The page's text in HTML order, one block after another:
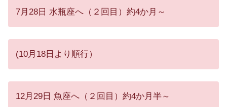
7月28日 水瓶座へ（２回目）約4か月～
(10月18日より順行）
12月29日 魚座へ（２回目）約4か月半～